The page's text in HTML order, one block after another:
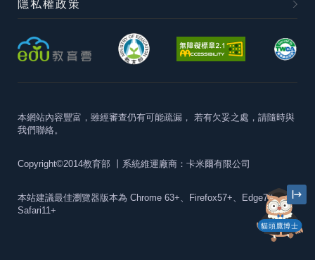
貓頭鷹博士
隱私權政策
本網站內容豐富，雖經審查仍有可能疏漏， 若有欠妥之處，請隨時與
我們聯絡。
Copyright©2014教育部 丨系統維運廠商：卡米爾有限公司
本站建議最佳瀏覽器版本為 Chrome 63+、Firefox57+、Edge79+及
Safari11+